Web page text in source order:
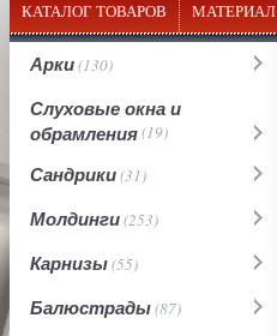
КАТАЛОГ ТОВАРОВ МАТЕРИАЛ
Арки(130)
Слуховые окна и
обрамления(19)
Сандрики(31)
Молдинги(253)
Карнизы(55)
Балюстрады(87)